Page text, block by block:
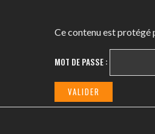
Ce contenu est protégé
MOT DE PASSE :